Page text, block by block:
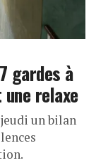
gardes à
relaxe
un bilan